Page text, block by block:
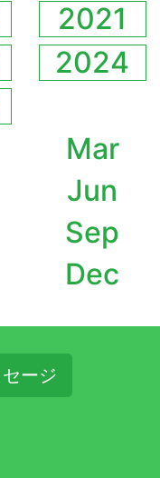
2021
2024
Mar
Jun
Sep
Dec
ージ